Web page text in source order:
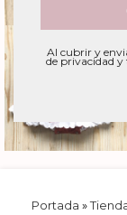
Al cubrir y
de privacidad y
Portada »